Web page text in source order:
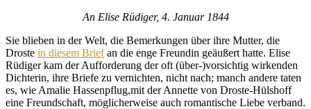
An Elise Rüdiger, 4. Januar 1844
Sie blieben in der Welt, die Bemerkungen über ihre Mutter, die
Droste in diesem Briefan die enge Freundin geäußert hatte. Elise
Rüdiger kam der Aufforderung der oft (über-)vorsichtig wirkenden
Dichterin, ihre Briefe zu vernichten, nicht nach; manch andere taten
es, wie Amalie Hassenpflug,mit der Annette von Droste-Hülshoff
eine Freundschaft, möglicherweise auch romantische Liebe verband.